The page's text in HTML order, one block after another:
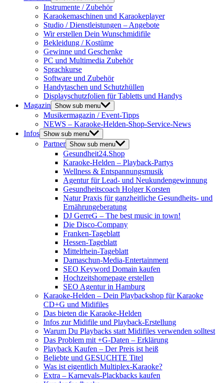
Instrumente / Zubehör
Karaokemaschinen und Karaokeplayer
Studio / Dienstleistungen – Angebote
Wir erstellen Dein Wunschmidifile
Bekleidung / Kostüme
Gewinne und Geschenke
PC und Multimedia Zubehör
Sprachkurse
Software und Zubehör
Handytaschen und Schutzhüllen
Displayschutzfolien für Tabletts und Handys
Magazin Show sub menu
Musikermagazin / Event-Tipps
NEWS – Karaoke-Helden-Shop-Service-News
Infos Show sub menu
Partner Show sub menu
Gesundheit24.Shop
Karaoke-Helden – Playback-Partys
Wellness & Entspannungsmusik
Agentur für Lead- und Neukundengewinnung
Gesundheitscoach Holger Korsten
Natur Praxis für ganzheitliche Gesundheits- und
Ernährungeberatung
DJ GerreG – The best music in town!
Die Disco-Company
Franken-Tageblatt
Hessen-Tageblatt
Mittelrhein-Tageblatt
Damaschun-Media-Entertainment
SEO Keyword Domain kaufen
Hochzeitshomepage erstellen
SEO Agentur in Hamburg
Karaoke-Helden – Dein Playbackshop für Karaoke
CD+G und Midifiles
Das bieten die Karaoke-Helden
Infos zur Midifile und Playback-Erstellung
Warum Du Playbacks statt Midifiles verwenden solltest
Das Problem mit +G-Daten – Erklärung
Playback Kaufen – Der Preis ist heiß
Beliebte und GESUCHTE Titel
Was ist eigentlich Multiplex-Karaoke?
Extra – Karnevals-Plackbacks kaufen